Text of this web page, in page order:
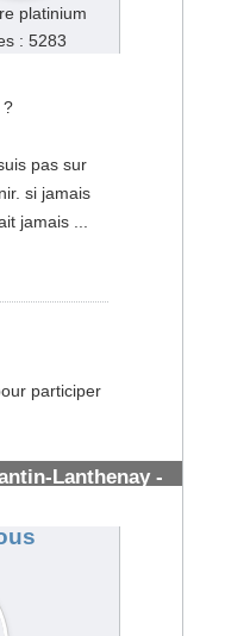
platinium
: 5283
?
pas sur
si jamais
jamais ...
participer
Lanthenay -